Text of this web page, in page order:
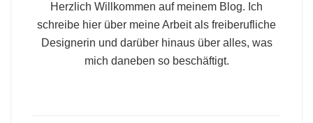
Herzlich Willkommen auf meinem Blog. Ich
schreibe hier über meine Arbeit als freiberufliche
Designerin und darüber hinaus über alles, was
mich daneben so beschäftigt.